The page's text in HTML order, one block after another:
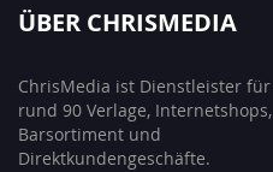
ÜBER CHRISMEDIA
ChrisMedia ist Dienstleister für
rund 90 Verlage, Internetshops,
Barsortiment und
Direktkundengeschäfte.